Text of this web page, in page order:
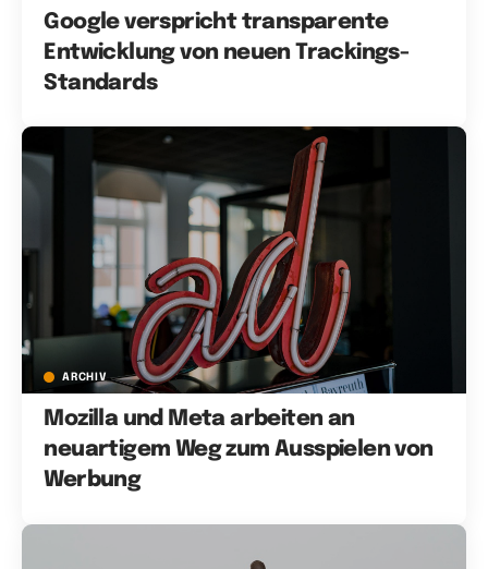
Google verspricht transparente
Entwicklung von neuen Trackings-
Standards
ARCHIV
Mozilla und Meta arbeiten an
neuartigem Weg zum Ausspielen von
Werbung